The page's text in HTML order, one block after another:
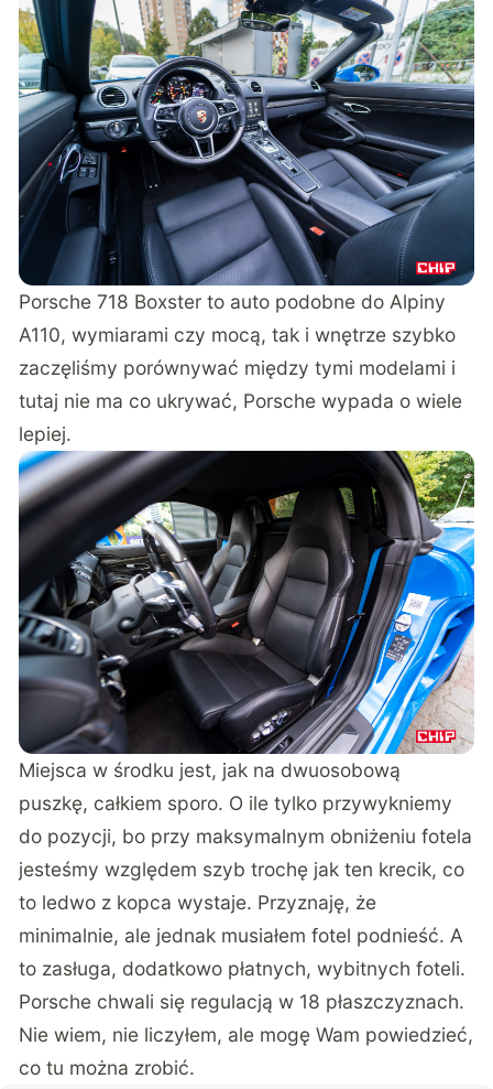
Porsche 718 Boxster to auto podobne do Alpiny
A110, wymiarami czy mocą, tak i wnętrze szybko
zaczęliśmy porównywać między tymi modelami i
tutaj nie ma co ukrywać, Porsche wypada o wiele
lepiej.
Miejsca w środku jest, jak na dwuosobową
puszkę, całkiem sporo. O ile tylko przywykniemy
do pozycji, bo przy maksymalnym obniżeniu fotela
jesteśmy względem szyb trochę jak ten krecik, co
to ledwo z kopca wystaje. Przyznaję, że
minimalnie, ale jednak musiałem fotel podnieść. A
to zasługa, dodatkowo płatnych, wybitnych foteli.
Porsche chwali się regulacją w 18 płaszczyznach.
Nie wiem, nie liczyłem, ale mogę Wam powiedzieć,
co tu można zrobić.